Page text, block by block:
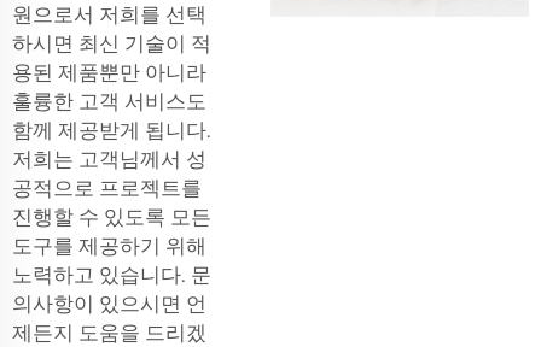
원으로서 저희를 선택
하시면 최신 기술이 적
용된 제품뿐만 아니라
훌륭한 고객 서비스도
함께 제공받게 됩니다.
저희는 고객님께서 성
공적으로 프로젝트를
진행할 수 있도록 모든
도구를 제공하기 위해
노력하고 있습니다. 문
의사항이 있으시면 언
제든지 도움을 드리겠